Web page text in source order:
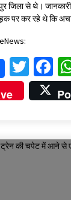
जिला से थे।
पर कर रहे थे कि